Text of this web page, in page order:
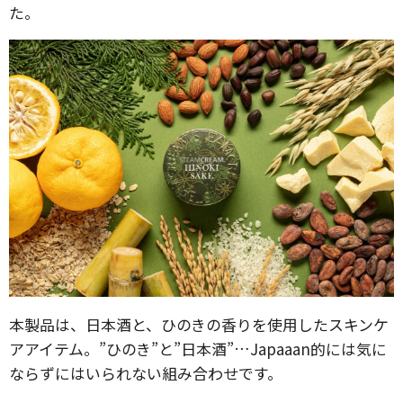
た。
本製品は、日本酒と、ひのきの香りを使用したスキンケ
アアイテム。”ひのき”と”日本酒”…Japaaan的には気に
ならずにはいられない組み合わせです。